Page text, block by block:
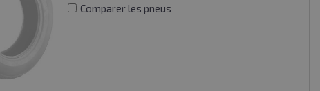
Comparer les pneus